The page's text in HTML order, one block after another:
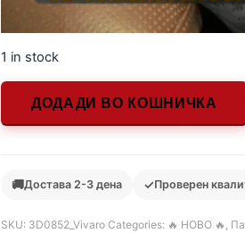
1 in stock
ДОДАДИ ВО КОШНИЧКА
🚚Достава 2-3 дена ✓Проверен
SKU: 3D0852_Vivaro Categories: 🔥 НОВО 🔥